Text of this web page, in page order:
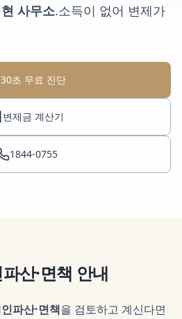
사무소.소득이 없어 변제가
30초 무료 진단
변제금 계산기
1844-0755
산·면책 안내
파산·면책을 검토하고 계신다면